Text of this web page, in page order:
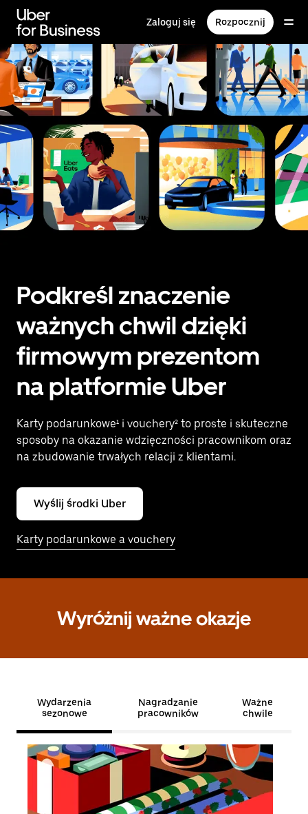
głównej
zawartości
Zaloguj się Rozpocznij
Podkreśl znaczenie
ważnych chwil dzięki
firmowym prezentom
na platformie Uber
Karty podarunkowe¹ i vouchery² to proste i skuteczne
sposoby na okazanie wdzięczności pracownikom oraz
na zbudowanie trwałych relacji z klientami.
Wyślij środki Uber
Karty podarunkowe a vouchery
Wyróżnij ważne okazje
Wydarzenia
sezonowe
Nagradzanie
pracowników
Ważne
chwile